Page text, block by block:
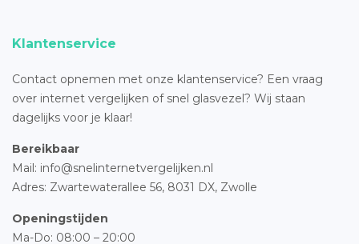
Klantenservice
Contact opnemen met onze klantenservice? Een vraag
over internet vergelijken of snel glasvezel? Wij staan
dagelijks voor je klaar!
Bereikbaar
Mail: info@snelinternetvergelijken.nl
Adres: Zwartewaterallee 56, 8031 DX, Zwolle
Openingstijden
Ma-Do: 08:00 – 20:00